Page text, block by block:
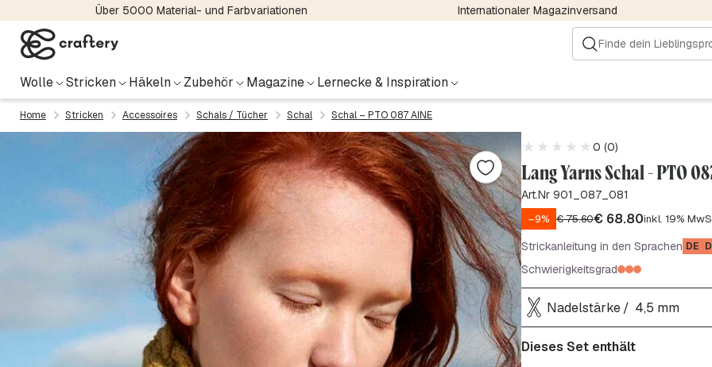
Über 5000 Material- und Farbvariationen Internationaler Magazinversand
Wolle Stricken Häkeln Zubehör Magazine Lernecke & Inspiration
Home Stricken Accessoires Schals / Tücher Schal Schal – PTO 087 AINE
0 (0)
Lang Yarns Schal - PTO
Art.Nr 901_087_081
–9% €75.60€68.80inkl. 19%
Strickanleitung in den Sprachen DE
Schwierigkeitsgrad
Nadelstärke 4,5 mm
Dieses Set enthält